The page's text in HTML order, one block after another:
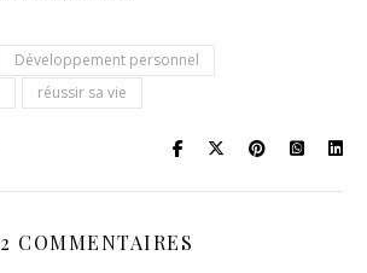
Développement personnel
réussir sa vie
2 COMMENTAIRES